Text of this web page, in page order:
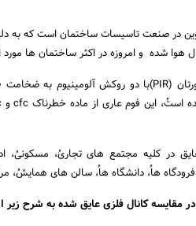
در صنعت تاسیسات ساختمان است که به
هوا شده و امروزه در اکثر ساختمان ها مورد
در کلیه مجتمع های تجاریُ، مسکونیُ،
هاُ، دانشگاه هاُ، سالن های همایشُ،
مقایسه کانال فلزی عایق شده به شرح